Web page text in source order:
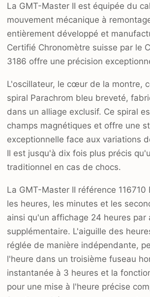
La GMT-Master II est équipée du
mouvement mécanique à
entièrement développé et
Certifié Chronomètre suisse par le
3186 offre une précision
L'oscillateur, le cœur de la montre,
spiral Parachrom bleu breveté,
dans un alliage exclusif. Ce spiral
champs magnétiques et offre une
exceptionnelle face aux variations
Il est jusqu'à dix fois plus précis
traditionnel en cas de chocs.
La GMT-Master II référence 116710
les heures, les minutes et les
ainsi qu'un affichage 24 heures par
supplémentaire. L'aiguille des
réglée de manière indépendante,
l'heure dans un troisième fuseau
instantanée à 3 heures et la
pour une mise à l'heure précise